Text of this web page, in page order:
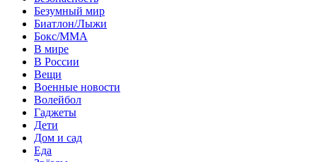
Безумный мир
Биатлон/Лыжи
Бокс/MMA
В мире
В России
Вещи
Военные новости
Волейбол
Гаджеты
Дети
Дом и сад
Еда